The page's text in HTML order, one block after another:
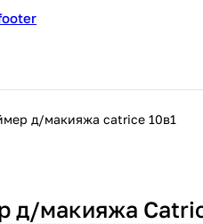
д/макияжа catrice 10в1
д/макияжа